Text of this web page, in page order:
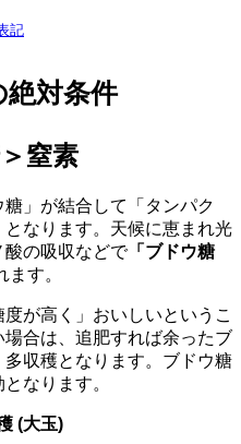
記
絶対条件
窒素
」が結合して「タンパク
なります。天候に恵まれ光
の吸収などで「ブドウ糖
す。
が高く」おいしいというこ
合は、追肥すれば余ったブ
収穫となります。ブドウ糖
なります。
(大玉)